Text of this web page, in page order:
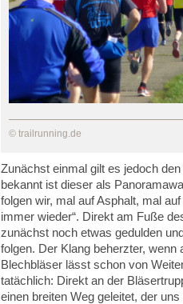
© trailrunning.de
Zunächst einmal gilt es jedoch
bekannt ist dieser als
folgen wir, mal auf Asphalt, mal
immer wieder“. Direkt am Fuße
zunächst noch etwas gedulden
folgen. Der Klang beherzter,
Blechbläser lässt schon von
tatächlich: Direkt an der
einen breiten Weg geleitet, der